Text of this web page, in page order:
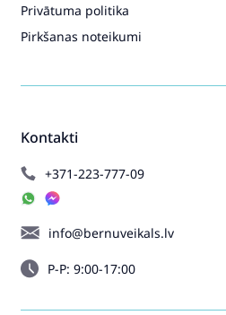
Kontakti
+371-223-777-09
info@bernuveikals.lv
P-P: 9:00-17:00
Privātuma politika
Pirkšanas noteikumi